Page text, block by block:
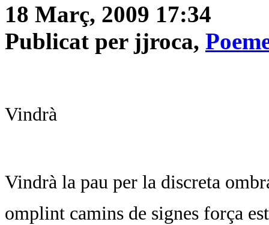
18 Març, 2009 17:34
Publicat per jjroca,
Vindrà
Vindrà la pau per la discreta
omplint camins de signes força